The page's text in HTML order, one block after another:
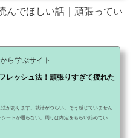
ことがあります。それは、今つらいと感じている
とです。現在まで220記事...
んでほしい話｜頑張ってい
ら学ぶサイト
レッシュ法！頑張りすぎて疲れた
があります。就活がつらい。そう感じていません
ートが通らない。周りは内定をもらい始めてい